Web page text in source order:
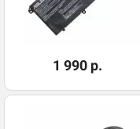
1 990 р.